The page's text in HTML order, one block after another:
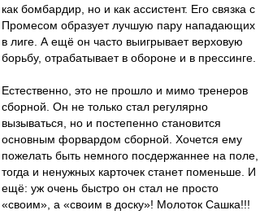
как бомбардир, но и как ассистент. Его связка с
Промесом образует лучшую пару нападающих
в лиге. А ещё он часто выигрывает верховую
борьбу, отрабатывает в обороне и в прессинге.
Естественно, это не прошло и мимо тренеров
сборной. Он не только стал регулярно
вызываться, но и постепенно становится
основным форвардом сборной. Хочется ему
пожелать быть немного посдержаннее на поле,
тогда и ненужных карточек станет поменьше. И
ещё: уж очень быстро он стал не просто
«своим», а «своим в доску»! Молоток Сашка!!!